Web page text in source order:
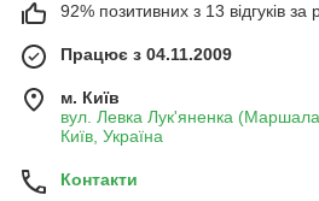
92% позитивних з 13 відгуків за
Працює з 04.11.2009
м. Київ
вул. Левка Лук'яненка
Київ, Україна
Контакти